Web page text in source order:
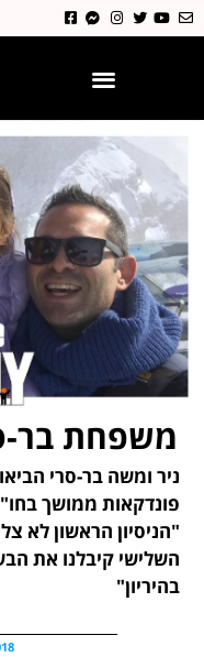
משפחת בר-
ניר ומשה בר-סרי
פונדקאות ממושך
"הניסיון הראשון לא
השלישי קיבלנו את
בהיריון"